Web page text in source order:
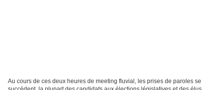
Au cours de ces deux heures de meeting fluvial, les prises de paroles se